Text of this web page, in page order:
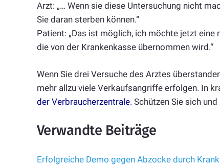
Arzt: „… Wenn sie diese Untersuchung nicht
Sie daran sterben können.“
Patient: „Das ist möglich, ich möchte jetzt
die von der Krankenkasse übernommen wird.“
Wenn Sie drei Versuche des Arztes
mehr allzu viele Verkaufsangriffe erfolgen. In
der Verbraucherzentrale. Schützen Sie sich
Verwandte Beiträge
Erfolgreiche Demo gegen Abzocke durch